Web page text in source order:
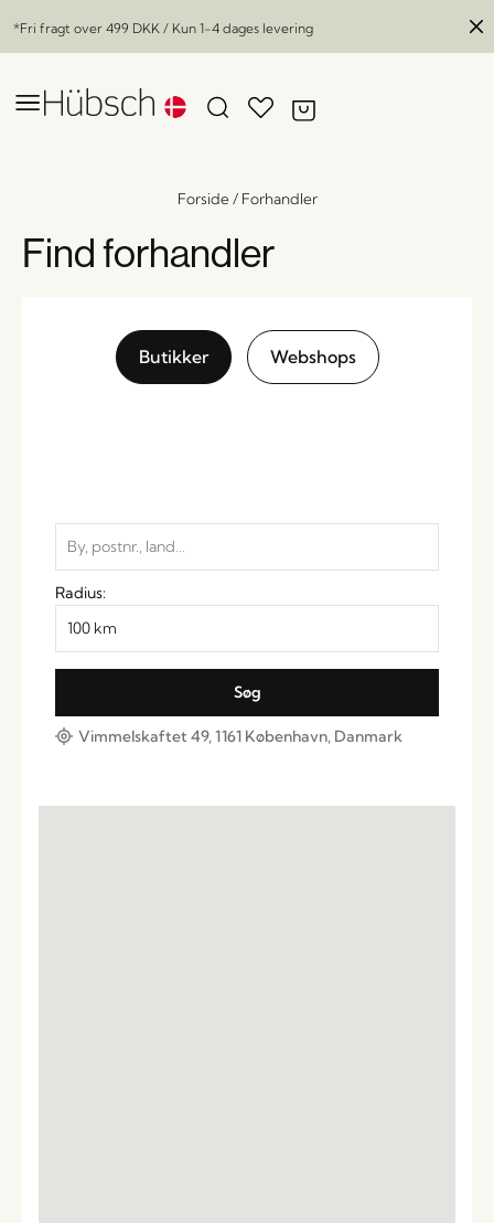
*Fri fragt over 499 DKK / Kun 1-4 dages levering
Forside/ Forhandler
Find forhandler
Butikker Webshops
Radius:
Vimmelskaftet 49, 1161 København, Danmark